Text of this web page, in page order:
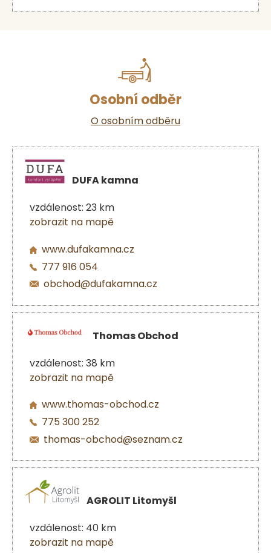
Osobní odběr
O osobním odběru
DUFA kamna
vzdálenost: 23 km
zobrazit na mapě
www.dufakamna.cz
777 916 054
obchod@dufakamna.cz
Thomas Obchod
vzdálenost: 38 km
zobrazit na mapě
www.thomas-obchod.cz
775 300 252
thomas-obchod@seznam.cz
AGROLIT Litomyšl
vzdálenost: 40 km
zobrazit na mapě